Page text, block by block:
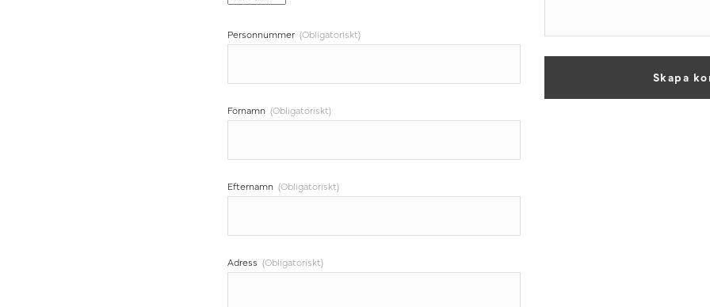
Personnummer (Obligatoriskt)
Förnamn (Obligatoriskt)
Efternamn (Obligatoriskt)
Adress (Obligatoriskt)
Skapa